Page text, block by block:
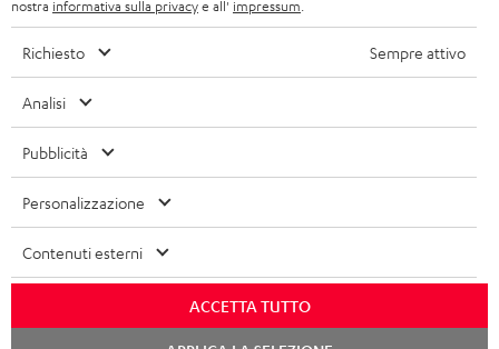
CUFFIE IN-EAR
FANSHOP
NOVITÁ
MANAGEMENT
POLONIA
ITALIA
ALTRI PAESI
Ci riserviamo il diritto di apportare modifiche relative a specifiche tecniche,
errori di battitura e omissioni. Gli accessori mostrati nelle nostre foto non sono
inclusi nella consegna. Eventuali costi di smaltimento delle batterie sono inclusi
nostra informativa sulla privacye all' impressum
Richiesto Sempre attivo
Analisi
Pubblicità
Personalizzazione
Contenuti esterni
ACCETTA TUTTO